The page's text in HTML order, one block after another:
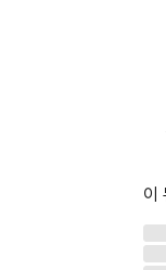
이